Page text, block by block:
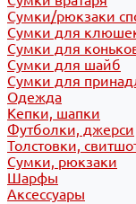
Сумки/рюкзаки
Сумки для
Сумки для
Сумки для шайб
Сумки для
Одежда
Кепки, шапки
Футболки, джерси
Толстовки,
Сумки, рюкзаки
Шарфы
Аксессуары